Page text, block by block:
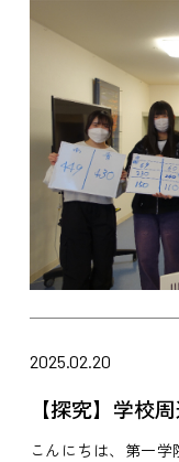
2025.02.20
【探究】学校
こんにちは、第一